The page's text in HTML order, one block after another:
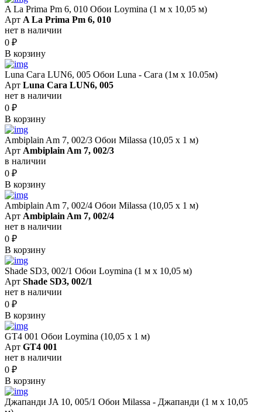
A La Prima Pm 6, 010 Обои Loymina (1 м х 10,05 м)
Арт A La Prima Pm 6, 010
нет в наличии
0 ₽
В корзину
Luna Сага LUN6, 005 Обои Luna - Сага (1м х 10.05м)
Арт Luna Сага LUN6, 005
нет в наличии
0 ₽
В корзину
Ambiplain Am 7, 002/3 Обои Milassa (10,05 х 1 м)
Арт Ambiplain Am 7, 002/3
в наличии
0 ₽
В корзину
Ambiplain Am 7, 002/4 Обои Milassa (10,05 х 1 м)
Арт Ambiplain Am 7, 002/4
нет в наличии
0 ₽
В корзину
Shade SD3, 002/1 Обои Loymina (1 м х 10,05 м)
Арт Shade SD3, 002/1
нет в наличии
0 ₽
В корзину
GT4 001 Обои Loymina (10,05 х 1 м)
Арт GT4 001
нет в наличии
0 ₽
В корзину
Джапанди JA 10, 005/1 Обои Milassa - Джапанди (1 м х 10,05